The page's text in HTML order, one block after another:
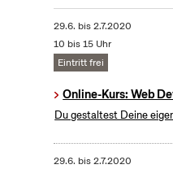
29.6. bis2.7.2020
10 bis 15 Uhr
Eintritt frei
Online-Kurs: Web
Du gestaltest Deine
29.6. bis2.7.2020